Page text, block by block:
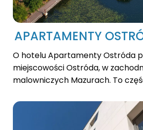
APARTAMENTY
O hotelu Apartamenty Ostróda
miejscowości Ostróda, w
malowniczych Mazurach. To